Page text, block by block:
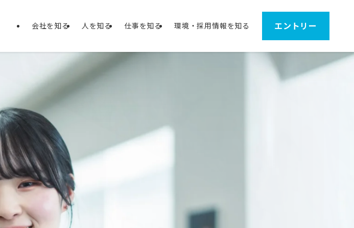
会社を知る 人を知る 仕事を知る 環境・採用情報を知る エントリー